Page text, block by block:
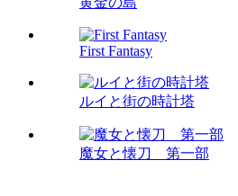
First Fantasy
ルイと街の時計塔
魔女と懐刀 第一部